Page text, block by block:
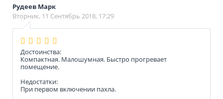
Рудеев Марк
Вторник, 11 Сентябрь 2018, 17:29
Достоинства:
Компактная. Малошумная. Быстро прогревает
помещение.
Недостатки:
При первом включении пахла.